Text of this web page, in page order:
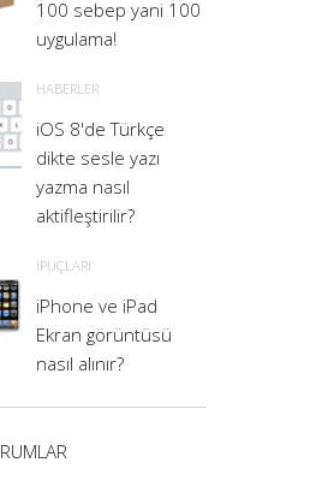
100 sebep yani 100
uygulama!
HABERLER
iOS 8'de Türkçe
dikte sesle yazı
yazma nasıl
aktifleştirilir?
İPUÇLARI
iPhone ve iPad
Ekran görüntüsü
nasıl alınır?